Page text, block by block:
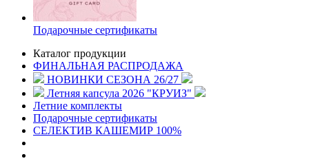
Подарочные сертификаты
Каталог продукции
ФИНАЛЬНАЯ РАСПРОДАЖА
НОВИНКИ СЕЗОНА 26/27
Летняя капсула 2026 "КРУИЗ"
Летние комплекты
Подарочные сертификаты
СЕЛЕКТИВ КАШЕМИР 100%